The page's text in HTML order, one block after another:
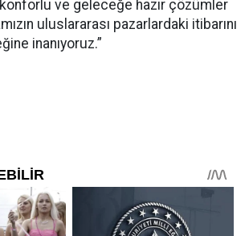
ve geleceğe hazır çözümler
uluslararası pazarlardaki itibarını
inanıyoruz.”